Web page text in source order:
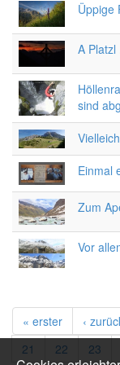
Üppige
A Platzl
sind
Einmal
Zum
Vor
« erster ‹
21
22 23